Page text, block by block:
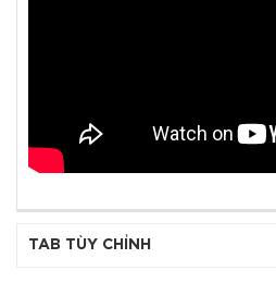
TAB TÙY CHỈNH